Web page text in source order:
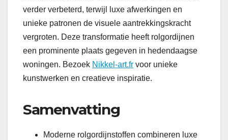
verder verbeterd, terwijl luxe afwerkingen en
unieke patronen de visuele aantrekkingskracht
vergroten. Deze transformatie heeft rolgordijnen
een prominente plaats gegeven in hedendaagse
woningen. Bezoek Nikkel-art.fr voor unieke
kunstwerken en creatieve inspiratie.
Samenvatting
Moderne rolgordijnstoffen combineren luxe